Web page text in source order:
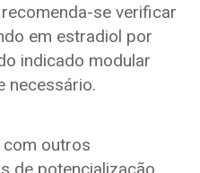
se verificar
em estradiol por
indicado modular
necessário.
com outros
de potencialização